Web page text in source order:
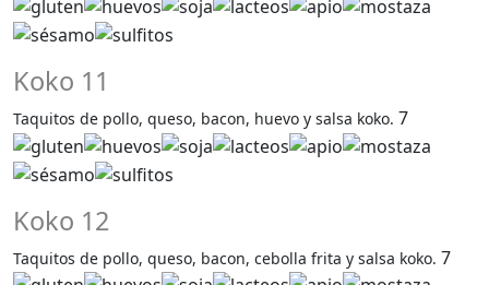
Koko 11
Taquitos de pollo, queso, bacon, huevo y salsa koko. 7
Koko 12
Taquitos de pollo, queso, bacon, cebolla frita y salsa koko. 7